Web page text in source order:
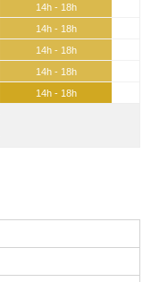
14h - 18h
14h - 18h
14h - 18h
14h - 18h
14h - 18h